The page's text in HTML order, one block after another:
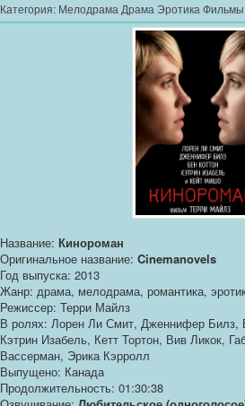
Категория: Мелодрама Драма Эротика Фильмы
Название: Кинороман
Оригинальное название: Cinemanovels
Год выпуска: 2013
Жанр: драма, мелодрама, романтика,
Режиссер: Терри Майлз
В ролях: Лорен Ли Смит, Дженнифер Билз,
Кэтрин Изабель, Кетт Тортон, Вив Ликок,
Вассерман, Эрика Кэрролл
Выпущено: Канада
Продолжительность: 01:30:38